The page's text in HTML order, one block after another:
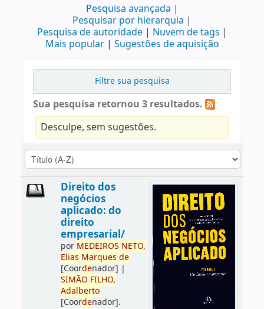
Pesquisa avançada
Pesquisar por hierarquia
Pesquisa de autoridade
Nuvem de tags
Mais popular
Sugestões de aquisição
Filtre sua pesquisa
Sua pesquisa retornou 3 resultados.
Desculpe, sem sugestões.
Direito dos
negócios
aplicado: do
direito
empresarial/
por MEDEIROS NETO,
Elias Marques de
[Coordenador] |
SIMÃO FILHO,
Adalberto
[Coordenador].